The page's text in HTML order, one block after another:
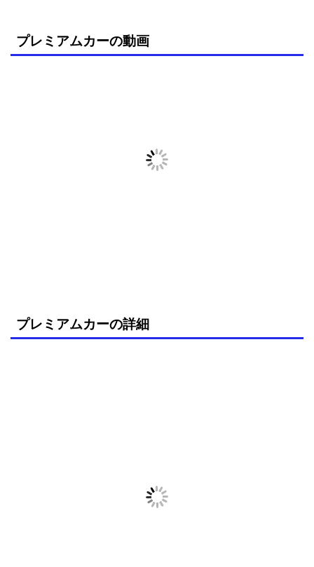
プレミアムカーの動画
プレミアムカーの詳細